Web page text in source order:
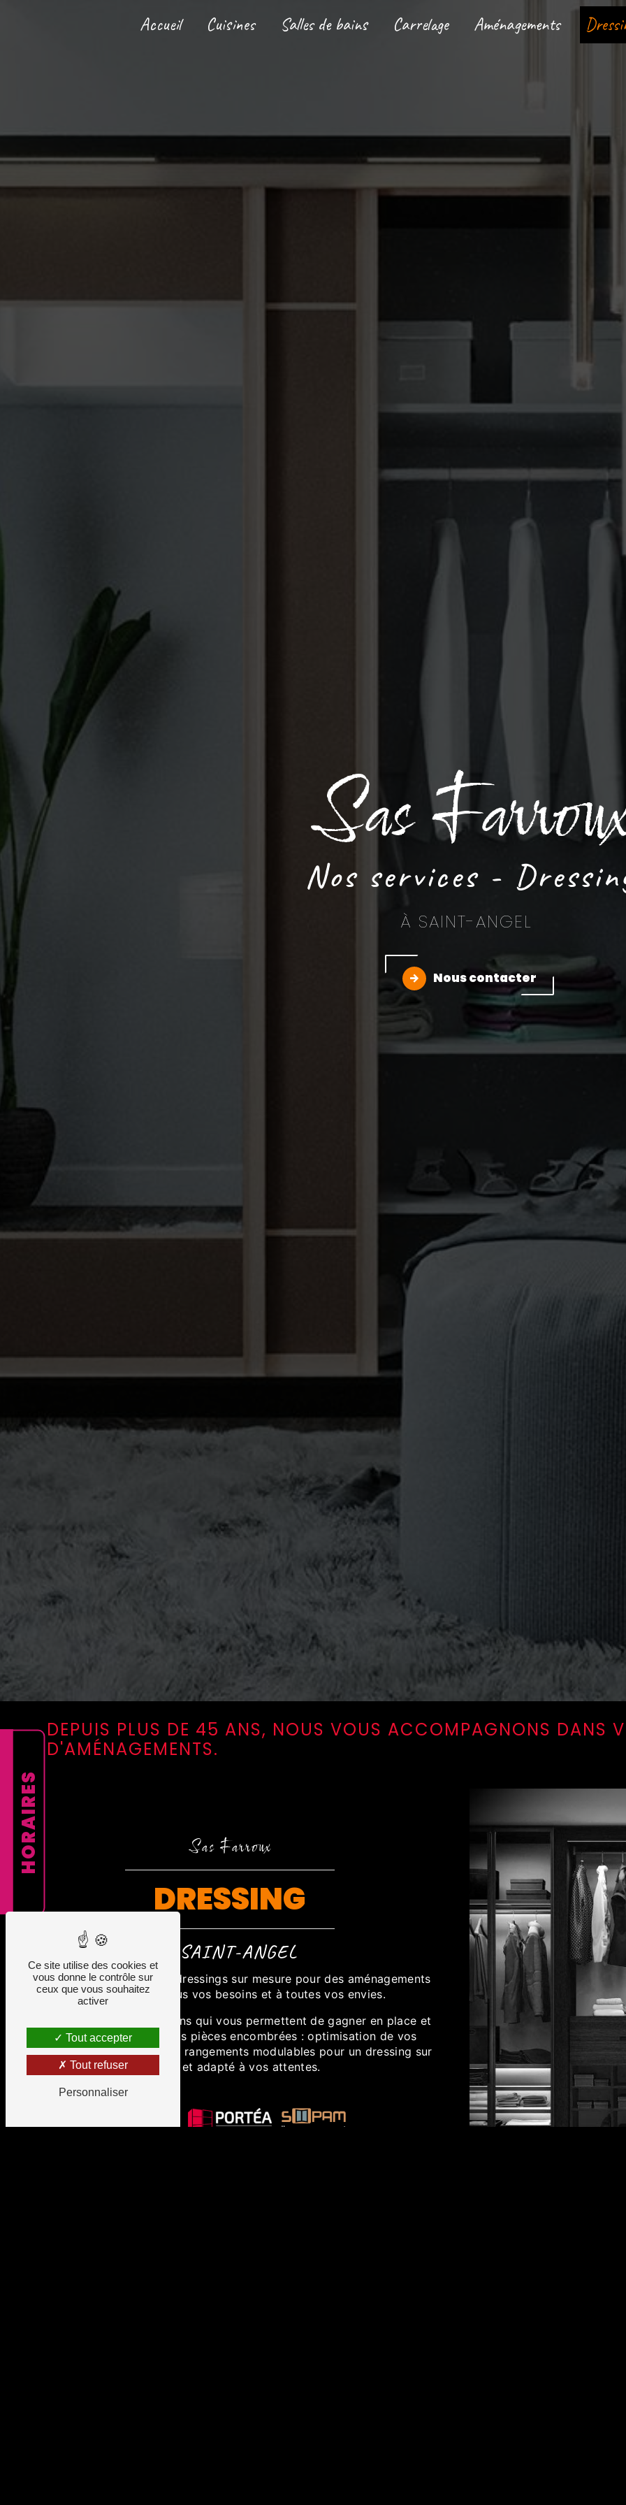
Accueil Cuisines Salles de bains Carrelage Aménagements
HORAIRES
Sas
Nos services -
À SAINT-ANGEL
Nous contacter
DEPUIS PLUS DE 45 ANS, NOUS VOUS ACCOMPAGNONS DANS
D'AMÉNAGEMENTS.
Sas Farroux
DRESSING
À SAINT-ANGEL
Nous vous proposons des dressings sur mesure pour des aménagements
qui répondent à tous vos besoins et à toutes vos envies.
Nous imaginons des solutions qui vous permettent de gagner en place et
en fonctionnalité pour vos pièces encombrées : optimisation de vos
espaces par l'installation de rangements modulables pour un dressing sur
mesure et adapté à vos attentes.
Ce site utilise des cookies et
vous donne le contrôle sur
ceux que vous souhaitez
activer
Tout accepter
Tout refuser
Personnaliser